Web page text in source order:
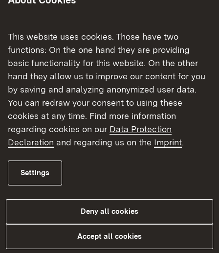
regelmäßig Dienstbesprechungen, um
den Behörden.
Als Widerspruchsbehörden entscheiden die
Regierungspräsidien über Widersprüche, die
gegen Entscheidungen der Stadt- und Landkreise
erhoben werden. Außerdem agieren die
Regierungspräsidiem als „Bindeglied“ zwischen
dem Sozialministerium, als oberster
Heimaufsichtsbehörde des Landes Baden-
Württemberg, und den Heimaufsichtsbehörden
vor Ort.
Stärkung von unterstützenden
Wohnformen
Zweck des Heimrechts...
This website uses cookies. Those have two
functions: On the one hand they are providing
basic functionality for this website. On the other
hand they allow us to improve our content for you
by saving and analyzing anonymized user data.
You can redraw your consent to using these
cookies at any time. Find more information
regarding cookies on our Data Protection
Declaration and regarding us on the Imprint.
Settings
Deny all cookies
Accept all cookies